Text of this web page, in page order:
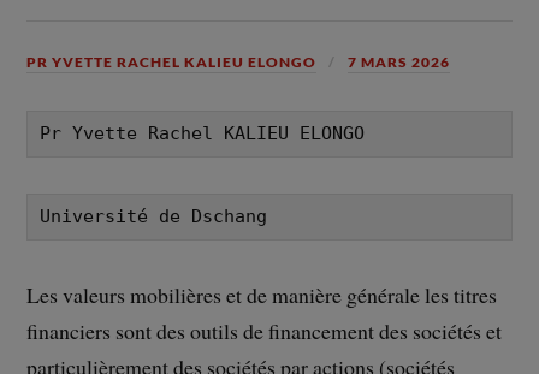
PR YVETTE RACHEL KALIEU ELONGO 7 MARS 2026
Pr Yvette Rachel KALIEU ELONGO
Université de Dschang
Les valeurs mobilières et de manière générale les titres
financiers sont des outils de financement des sociétés et
particulièrement des sociétés par actions (sociétés